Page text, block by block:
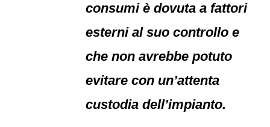
consumi è dovuta a fattori
esterni al suo controllo e
che non avrebbe potuto
evitare con un’attenta
custodia dell’impianto.